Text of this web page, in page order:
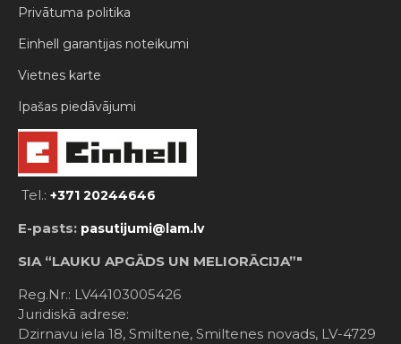
Privātuma politika
Einhell garantijas noteikumi
Vietnes karte
Ipašas piedāvājumi
Tel.: +371 20244646
E-pasts: pasutijumi@lam.lv
SIA “LAUKU APGĀDS UN MELIORĀCIJA”"
Reg.Nr.: LV44103005426
Juridiskā adrese:
Dzirnavu iela 18, Smiltene, Smiltenes novads, LV-4729